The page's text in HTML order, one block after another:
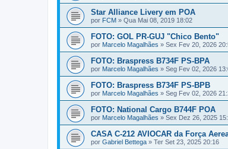
Star Alliance Livery em POA
por FCM » Qua Mai 08, 2019 18:02
FOTO: GOL PR-GUJ "Chico Bento"
por Marcelo Magalhães » Sex Fev 20, 2026
FOTO: Braspress B734F PS-BPA
por Marcelo Magalhães » Seg Fev 02, 2026
FOTO: Braspress B734F PS-BPB
por Marcelo Magalhães » Seg Fev 02, 2026
FOTO: National Cargo B744F POA
por Marcelo Magalhães » Sex Dez 26, 2025
CASA C-212 AVIOCAR da Força
por Gabriel Bettega » Ter Set 23, 2025 20:16